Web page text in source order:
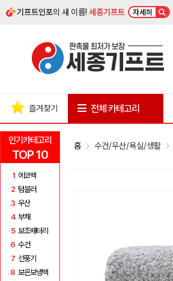
기프트인포의 새 이름!세종기프트 자세히
인기카테고리
TOP 10
1 에코백
2 텀블러
3 우산
4 부채
5 보조배터리
6 수건
7 선풍기
8 보온보냉백
즐겨찾기 전체 카테고리
홈 수건/우산/욕실/생활